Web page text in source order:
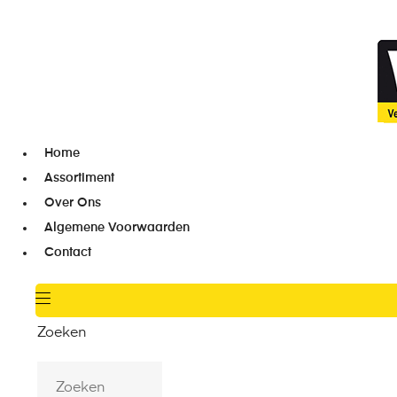
Home
Assortiment
Over Ons
Algemene Voorwaarden
Contact
Zoeken